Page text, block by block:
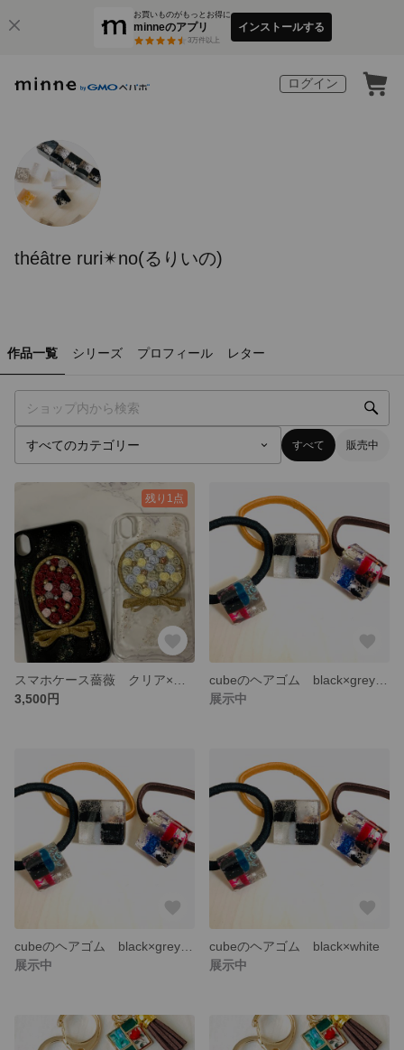
お買いものがもっとお得に
minneのアプリ
3万件以上
インストールする
ログイン
théâtre ruri✴︎no(るりいの)
作品一覧 シリーズ プロフィール レター
すべて 販売中
残り1点
3,500円
展示中
展示中
cubeのヘアゴム black×white
展示中